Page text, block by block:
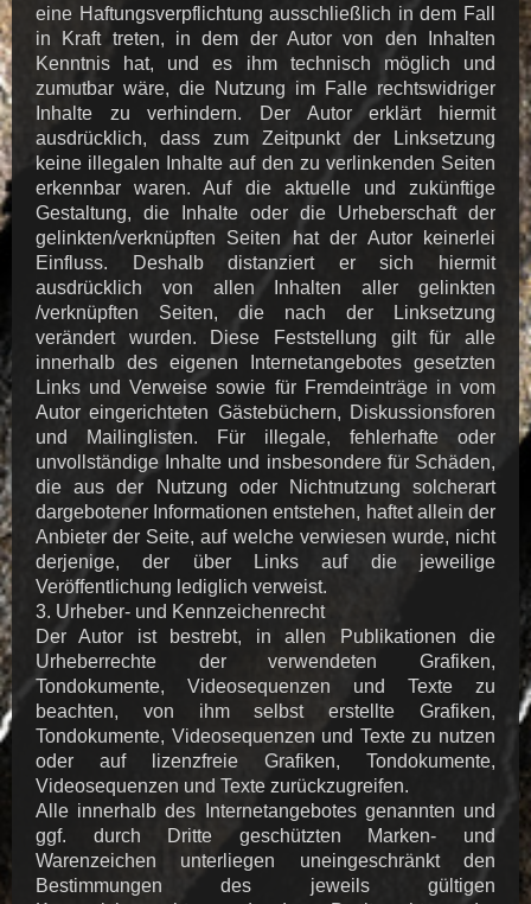
eine Haftungsverpflichtung ausschließlich in dem Fall
in Kraft treten, in dem der Autor von den Inhalten
Kenntnis hat, und es ihm technisch möglich und
zumutbar wäre, die Nutzung im Falle rechtswidriger
Inhalte zu verhindern. Der Autor erklärt hiermit
ausdrücklich, dass zum Zeitpunkt der Linksetzung
keine illegalen Inhalte auf den zu verlinkenden Seiten
erkennbar waren. Auf die aktuelle und zukünftige
Gestaltung, die Inhalte oder die Urheberschaft der
gelinkten/verknüpften Seiten hat der Autor keinerlei
Einfluss. Deshalb distanziert er sich hiermit
ausdrücklich von allen Inhalten aller gelinkten
/verknüpften Seiten, die nach der Linksetzung
verändert wurden. Diese Feststellung gilt für alle
innerhalb des eigenen Internetangebotes gesetzten
Links und Verweise sowie für Fremdeinträge in vom
Autor eingerichteten Gästebüchern, Diskussionsforen
und Mailinglisten. Für illegale, fehlerhafte oder
unvollständige Inhalte und insbesondere für Schäden,
die aus der Nutzung oder Nichtnutzung solcherart
dargebotener Informationen entstehen, haftet allein der
Anbieter der Seite, auf welche verwiesen wurde, nicht
derjenige, der über Links auf die jeweilige
Veröffentlichung lediglich verweist.
3. Urheber- und Kennzeichenrecht
Der Autor ist bestrebt, in allen Publikationen die
Urheberrechte der verwendeten Grafiken,
Tondokumente, Videosequenzen und Texte zu
beachten, von ihm selbst erstellte Grafiken,
Tondokumente, Videosequenzen und Texte zu nutzen
oder auf lizenzfreie Grafiken, Tondokumente,
Videosequenzen und Texte zurückzugreifen.
Alle innerhalb des Internetangebotes genannten und
ggf. durch Dritte geschützten Marken- und
Warenzeichen unterliegen uneingeschränkt den
Bestimmungen des jeweils gültigen